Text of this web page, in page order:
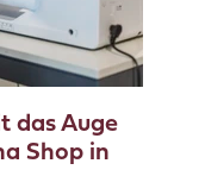
das Auge
Shop in